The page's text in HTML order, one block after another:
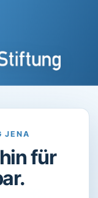
JENA
für